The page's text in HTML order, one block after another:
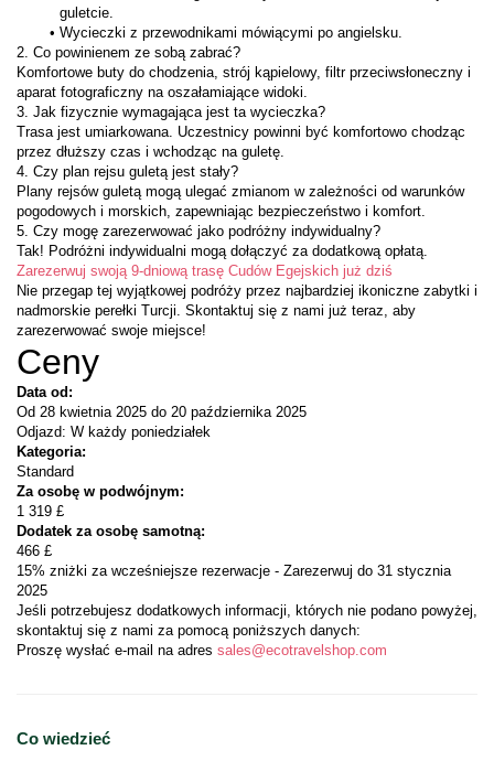
guletcie.
Wycieczki z przewodnikami mówiącymi po angielsku.
2. Co powinienem ze sobą zabrać?
Komfortowe buty do chodzenia, strój kąpielowy, filtr przeciwsłoneczny i
aparat fotograficzny na oszałamiające widoki.
3. Jak fizycznie wymagająca jest ta wycieczka?
Trasa jest umiarkowana. Uczestnicy powinni być komfortowo chodząc
przez dłuższy czas i wchodząc na guletę.
4. Czy plan rejsu guletą jest stały?
Plany rejsów guletą mogą ulegać zmianom w zależności od warunków
pogodowych i morskich, zapewniając bezpieczeństwo i komfort.
5. Czy mogę zarezerwować jako podróżny indywidualny?
Tak! Podróżni indywidualni mogą dołączyć za dodatkową opłatą.
Zarezerwuj swoją 9-dniową trasę Cudów Egejskich już dziś
Nie przegap tej wyjątkowej podróży przez najbardziej ikoniczne zabytki i
nadmorskie perełki Turcji. Skontaktuj się z nami już teraz, aby
zarezerwować swoje miejsce!
Ceny
Data od:
Od 28 kwietnia 2025 do 20 października 2025
Odjazd: W każdy poniedziałek
Kategoria:
Standard
Za osobę w podwójnym:
1 319 £
Dodatek za osobę samotną:
466 £
15% zniżki za wcześniejsze rezerwacje - Zarezerwuj do 31 stycznia
2025
Jeśli potrzebujesz dodatkowych informacji, których nie podano powyżej,
skontaktuj się z nami za pomocą poniższych danych:
Proszę wysłać e-mail na adres sales@ecotravelshop.com
Co wiedzieć